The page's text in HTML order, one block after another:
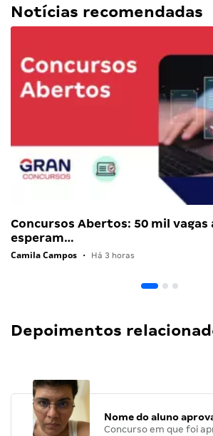
Notícias recomendadas
Concursos Abertos: 50 mil vagas
esperam…
Camila Campos • Há 3 horas
Depoimentos
Nome do aluno
Concurso em que foi